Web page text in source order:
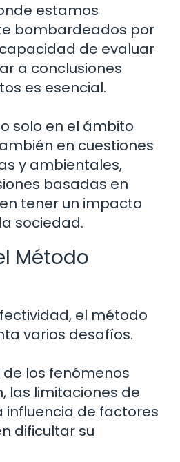
estamos
bombardeados por
de evaluar
a conclusiones
es esencial.
solo en el ámbito
en cuestiones
y ambientales,
basadas en
tener un impacto
sociedad.
Método
el método
varios desafíos.
los fenómenos
las limitaciones de
influencia de factores
dificultar su